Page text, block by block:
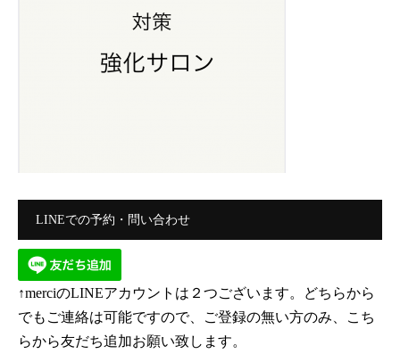
LINEでの予約・問い合わせ
↑merciのLINEアカウントは２つございます。どちらから
でもご連絡は可能ですので、ご登録の無い方のみ、こち
らから友だち追加お願い致します。